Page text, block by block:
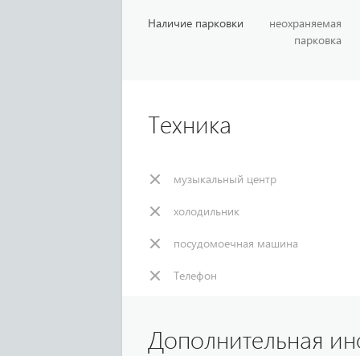
Наличие парковки
неохраняемая
парковка
Техника
музыкальный центр
холодильник
посудомоечная машина
Телефон
Дополнительная